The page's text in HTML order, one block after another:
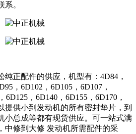
。
纯正配件的供应，机型有：4D84，
，6D102，6D105，6D107，
6D125，6D140，6D155，6D170，
提供小到发动机的所有密封垫片，到
小总成等都有现货供应。可一站式满
中修到大修 发动机所需配件的采